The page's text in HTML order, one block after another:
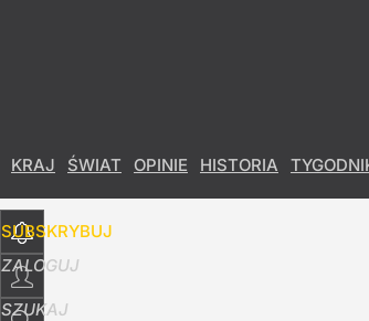
KRAJ ŚWIAT OPINIE HISTORIA
SUBSKRYBUJ
ZALOGUJ
SZUKAJ